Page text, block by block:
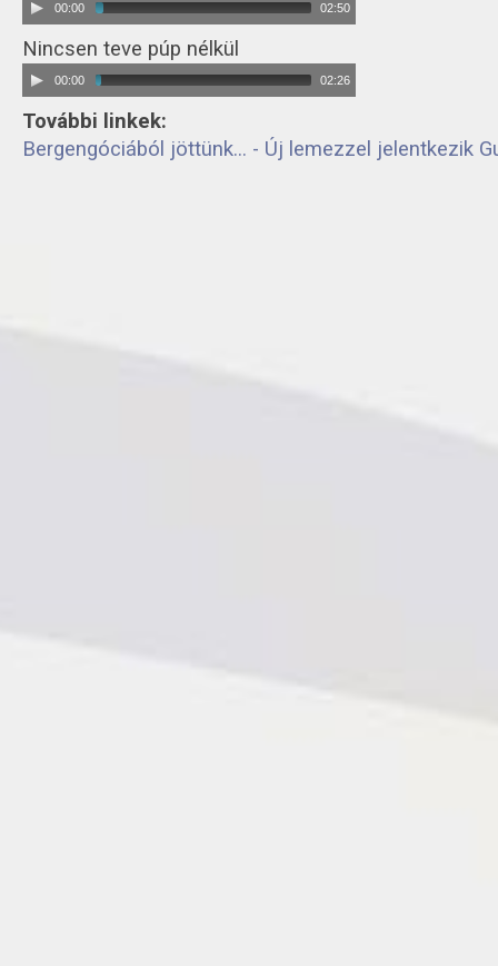
00:00 02:50
Nincsen teve púp nélkül
00:00 02:26
További linkek:
Bergengóciából jöttünk... - Új lemezzel jelentkezik